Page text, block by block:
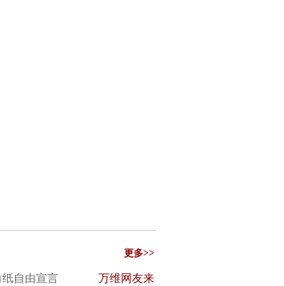
更多>>
纸自由宣言 万维网友来